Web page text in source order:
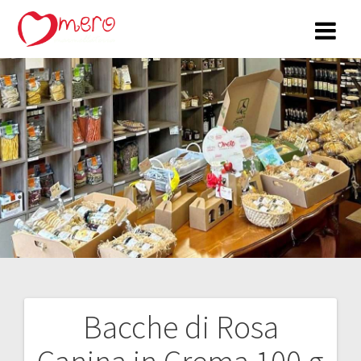
Bacche di Rosa
Navigazione